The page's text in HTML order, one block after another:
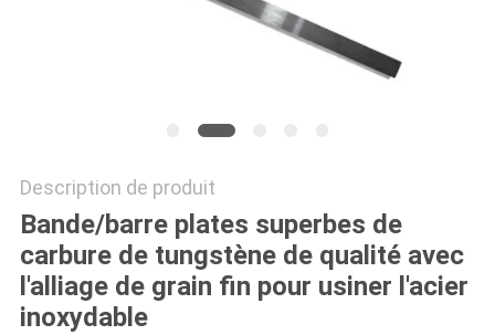
Description de produit
Bande/barre plates superbes de
carbure de tungstène de qualité avec
l'alliage de grain fin pour usiner l'acier
inoxydable